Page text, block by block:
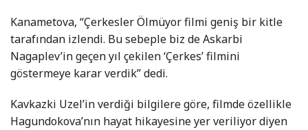
Kanametova, “Çerkesler Ölmüyor filmi geniş bir kitle
tarafından izlendi. Bu sebeple biz de Askarbi
Nagaplev’in geçen yıl çekilen ‘Çerkes’ filmini
göstermeye karar verdik” dedi.
Kavkazki Uzel’in verdiği bilgilere göre, filmde özellikle
Hagundokova’nın hayat hikayesine yer veriliyor diyen